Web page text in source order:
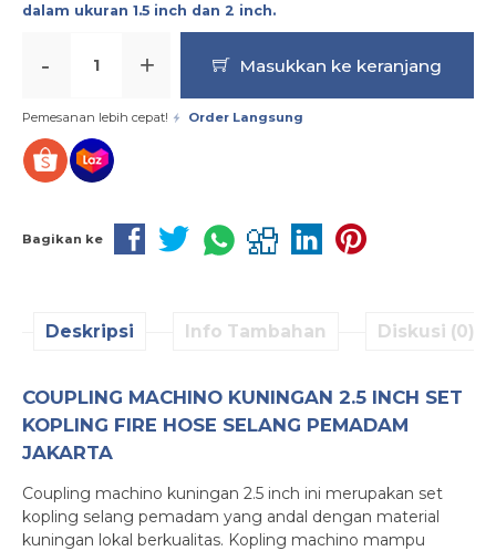
dalam ukuran 1.5 inch dan 2 inch.
- + Masukkan ke keranjang
Pemesanan lebih cepat! Order Langsung
Bagikan ke
Deskripsi Info Tambahan Diskusi (0)
COUPLING MACHINO KUNINGAN 2.5 INCH SET
KOPLING FIRE HOSE SELANG PEMADAM
JAKARTA
Coupling machino kuningan 2.5 inch ini merupakan set
kopling selang pemadam yang andal dengan material
kuningan lokal berkualitas. Kopling machino mampu